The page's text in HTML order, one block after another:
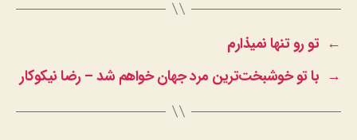
← تو رو تنها نمیذارم
→ با تو خوشبخت‌ترین مرد جهان خواهم شد – رضا نیکوکار